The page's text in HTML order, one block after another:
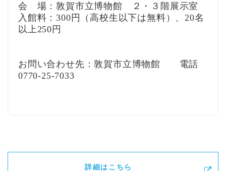
会 場：敦賀市立博物館 ２・３階展示室
入館料：300円（高校生以下は無料）、20名
以上250円
お問い合わせ先：敦賀市立博物館 電話
0770-25-7033
詳細はこちら